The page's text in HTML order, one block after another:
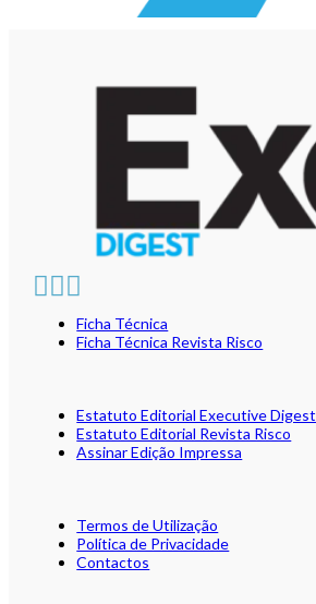
Ficha Técnica
Ficha Técnica Revista Risco
Estatuto Editorial Executive Digest
Estatuto Editorial Revista Risco
Assinar Edição Impressa
Termos de Utilização
Política de Privacidade
Contactos